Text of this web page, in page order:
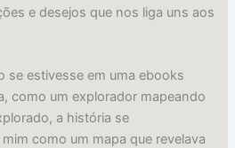
e desejos que nos liga uns aos
se estivesse em uma ebooks
como um explorador mapeando
a história se
como um mapa que revelava